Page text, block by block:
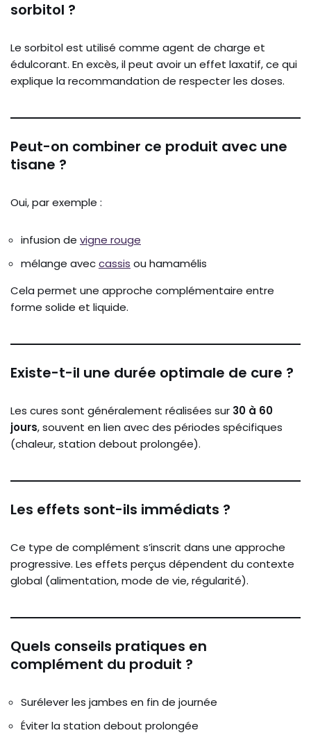
sorbitol ?
Le sorbitol est utilisé comme agent de charge et
édulcorant. En excès, il peut avoir un effet laxatif, ce qui
explique la recommandation de respecter les doses.
Peut-on combiner ce produit avec une
tisane ?
Oui, par exemple :
infusion de vigne rouge
mélange aveccassis ou hamamélis
Cela permet une approche complémentaire entre
forme solide et liquide.
Existe-t-il une durée optimale de cure ?
Les cures sont généralement réalisées sur 30 à 60
jours, souvent en lien avec des périodes spécifiques
(chaleur, station debout prolongée).
Les effets sont-ils immédiats ?
Ce type de complément s’inscrit dans une approche
progressive. Les effets perçus dépendent du contexte
global (alimentation, mode de vie, régularité).
Quels conseils pratiques en
complément du produit ?
Surélever les jambes en fin de journée
Éviter la station debout prolongée